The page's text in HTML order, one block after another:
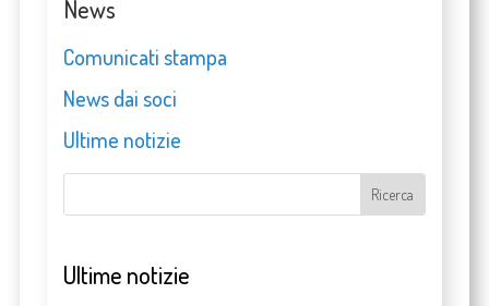
News
Comunicati stampa
News dai soci
Ultime notizie
Ultime notizie